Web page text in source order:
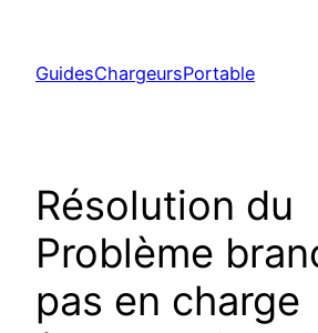
contenu
GuidesChargeursPortable
Résolution du
Problème
pas en charge